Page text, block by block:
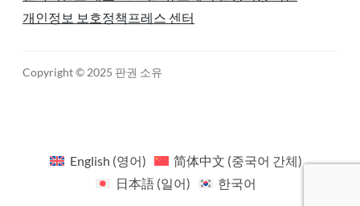
개인정보 보호정책 프레스 센터
Copyright © 2025 판권 소유
English (영어) 简体中文 (중국어 간체)
日本語(일어) 한국어